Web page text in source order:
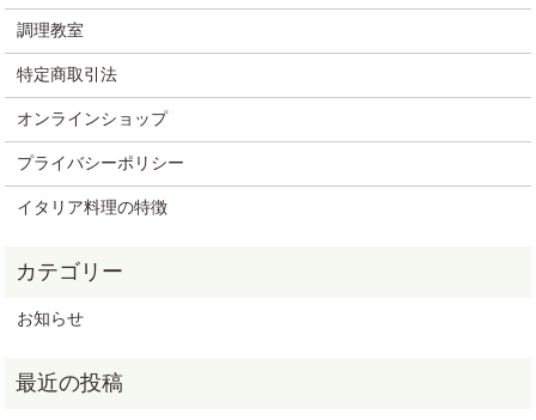
調理教室
特定商取引法
オンラインショップ
プライバシーポリシー
イタリア料理の特徴
お知らせ